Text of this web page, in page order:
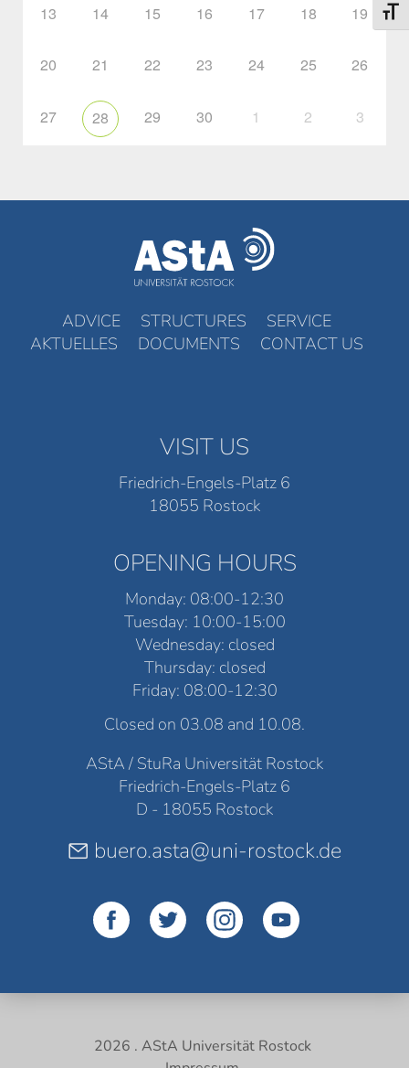
13 14 15 16 17 18 19
20 21 22 23 24 25 26
27 28 29 30 1 2 3
ADVICE STRUCTURES
SERVICE
AKTUELLES
DOCUMENTS CONTACT US
VISIT US
Friedrich-Engels-Platz 6
18055 Rostock
OPENING HOURS
Monday: 08:00-12:30
Tuesday: 10:00-15:00
Wednesday: closed
Thursday: closed
Friday: 08:00-12:30
Closed on 03.08 and 10.08.
AStA / StuRa Universität Rostock
Friedrich-Engels-Platz 6
D - 18055 Rostock
buero.asta@uni-rostock.de
2026 . AStA Universität Rostock